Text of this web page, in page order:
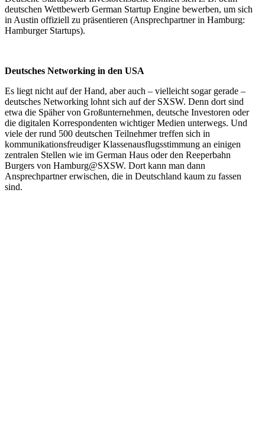
deutschen Wettbewerb German Startup Engine bewerben, um sich
in Austin offiziell zu präsentieren (Ansprechpartner in Hamburg:
Hamburger Startups).
Deutsches Networking in den USA
Es liegt nicht auf der Hand, aber auch – vielleicht sogar gerade –
deutsches Networking lohnt sich auf der SXSW. Denn dort sind
etwa die Späher von Großunternehmen, deutsche Investoren oder
die digitalen Korrespondenten wichtiger Medien unterwegs. Und
viele der rund 500 deutschen Teilnehmer treffen sich in
kommunikationsfreudiger Klassenausflugsstimmung an einigen
zentralen Stellen wie im German Haus oder den Reeperbahn
Burgers von Hamburg@SXSW. Dort kann man dann
Ansprechpartner erwischen, die in Deutschland kaum zu fassen
sind.